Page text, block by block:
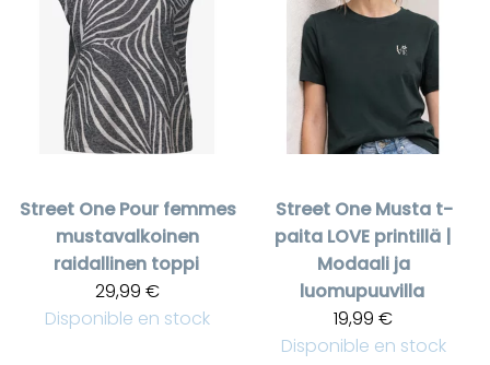
Street One Pour femmes
mustavalkoinen
raidallinen toppi
29,99 €
Disponible en stock
Street One Musta t-
paita LOVE printillä |
Modaali ja
luomupuuvilla
19,99 €
Disponible en stock